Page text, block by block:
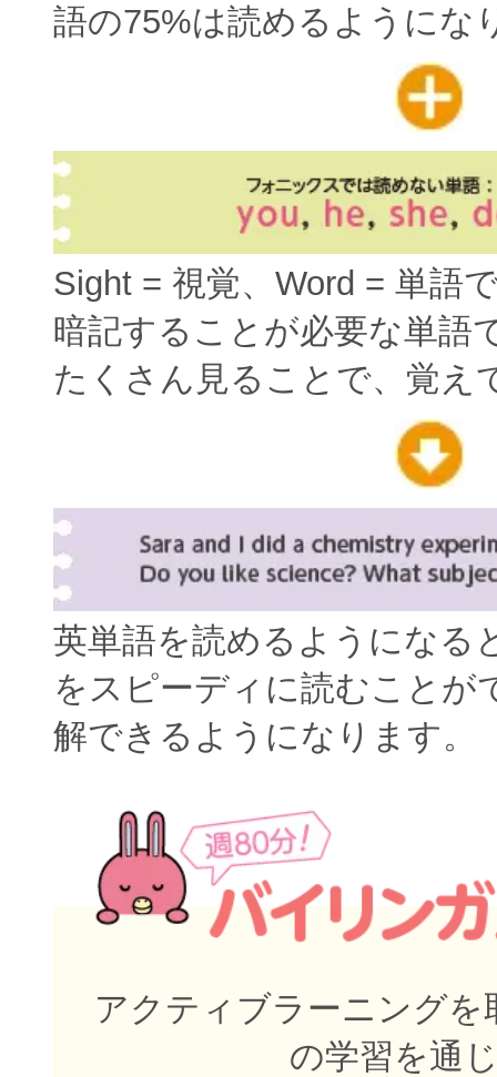
語の75%は読めるようにな
Sight = 視覚、Word = 単語
暗記することが必要な単語
たくさん見ることで、覚え
英単語を読めるようになる
をスピーディに読むことが
解できるようになります。
アクティブラーニングを
の学習を通